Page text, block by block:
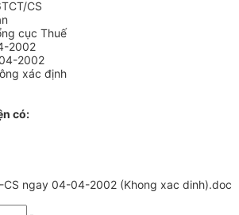
CS
cục Thuế
2002
2002
xác định
có:
CS ngay 04-04-2002 (Khong xac dinh).doc